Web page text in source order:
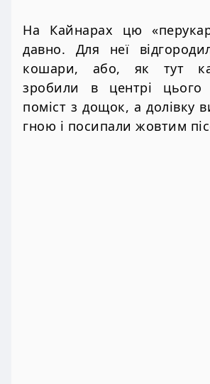
На Кайнарах цю
давно. Для неї
кошари, або, як тут
зробили в центрі цього
поміст з дощок, а долівку
гною і посипали жовтим